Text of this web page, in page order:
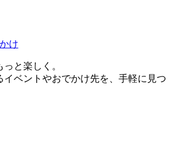
け
と楽しく。
イベントやおでかけ先を、手軽に見つ